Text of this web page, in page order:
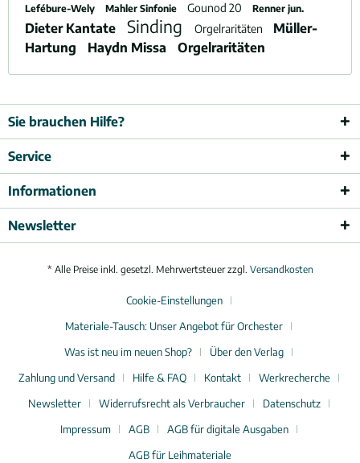
Lefébure-Wely Mahler Sinfonie Gounod 20 Renner jun.
Dieter Kantate Sinding Orgelraritäten
Müller-
Hartung
Haydn Missa Orgelraritäten
Sie brauchen Hilfe?
Service
Informationen
Newsletter
* Alle Preise inkl. gesetzl. Mehrwertsteuer zzgl. Versandkosten
Cookie-Einstellungen
Materiale-Tausch: Unser Angebot für Orchester
Was ist neu im neuen Shop?
Über den Verlag
Zahlung und Versand
Hilfe & FAQ Kontakt
Werkrecherche
Newsletter
Widerrufsrecht als Verbraucher
Datenschutz
Impressum
AGB
AGB für digitale Ausgaben
AGB für Leihmateriale